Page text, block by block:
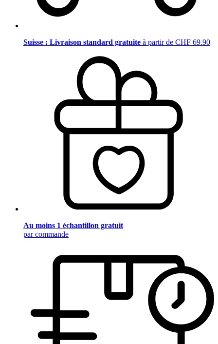
Suisse : Livraison standard gratuite à partir de CHF 69.90
Au moins 1 échantillon gratuit
par commande